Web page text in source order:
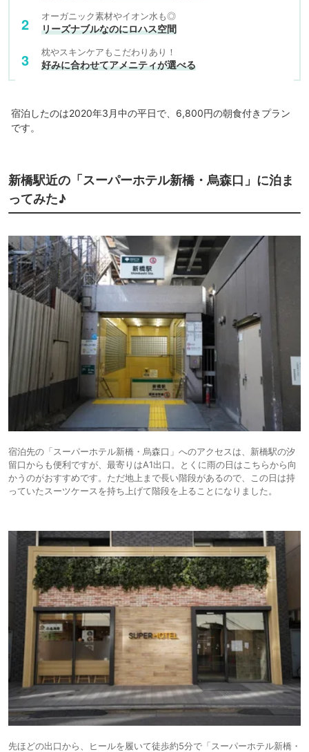
オーガニック素材やイオン水も◎
リーズナブルなのにロハス空間
枕やスキンケアもこだわりあり！
好みに合わせてアメニティが選べる
宿泊したのは2020年3月中の平日で、6,800円の朝食付きプラン
です。
新橋駅近の「スーパーホテル新橋・烏森口」に泊ま
ってみた♪
宿泊先の「スーパーホテル新橋・烏森口」へのアクセスは、新橋駅の汐
留口からも便利ですが、最寄りはA1出口。とくに雨の日はこちらから向
かうのがおすすめです。ただ地上まで長い階段があるので、この日は持
っていたスーツケースを持ち上げて階段を上ることになりました。
先ほどの出口から、ヒールを履いて徒歩約5分で「スーパーホテル新橋・